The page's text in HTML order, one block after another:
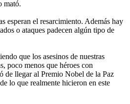
mató.
esperan el resarcimiento. Además hay
o ataques padecen algún tipo de
que los asesinos de nuestras
poco menos que héroes con
de llegar al Premio Nobel de la Paz
lo que realmente hicieron en este